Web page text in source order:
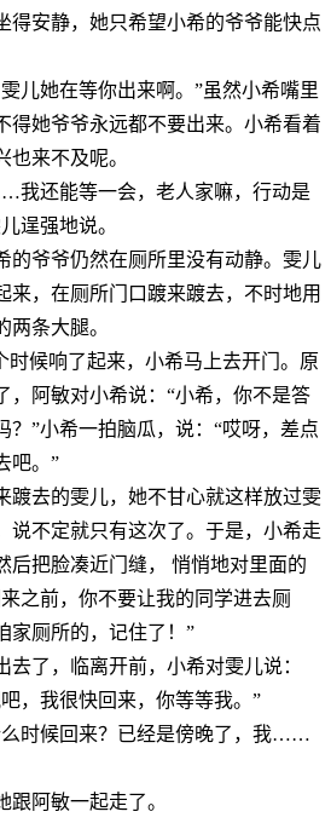
得安静，她只希望小希的爷爷能快点
她在等你出来啊。”虽然小希嘴里
得她爷爷永远都不要出来。小希看着
也来不及呢。
还能等一会，老人家嘛，行动是
逞强地说。
爷爷仍然在厕所里没有动静。雯儿
来，在厕所门口踱来踱去，不时地用
条大腿。
候响了起来，小希马上去开门。原
，阿敏对小希说：“小希，你不是答
？”小希一拍脑瓜，说：“哎呀，差点
吧。”
去的雯儿，她不甘心就这样放过雯
说不定就只有这次了。于是，小希走
后把脸凑近门缝， 悄悄地对里面的
之前，你不要让我的同学进去厕
家厕所的，记住了！”
了，临离开前，小希对雯儿说：
，我很快回来，你等等我。”
时候回来？已经是傍晚了，我……
阿敏一起走了。